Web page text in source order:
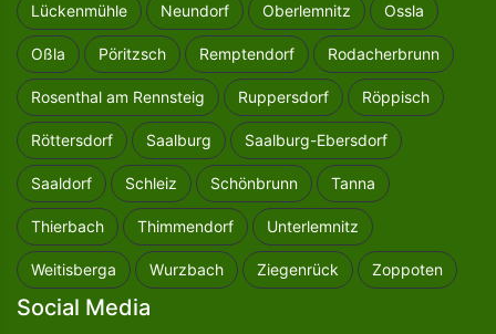
Lückenmühle Neundorf Oberlemnitz Ossla
Oßla Pöritzsch Remptendorf Rodacherbrunn
Rosenthal am Rennsteig Ruppersdorf Röppisch
Röttersdorf Saalburg Saalburg-Ebersdorf
Saaldorf Schleiz Schönbrunn Tanna
Thierbach Thimmendorf Unterlemnitz
Weitisberga Wurzbach Ziegenrück Zoppoten
Social Media